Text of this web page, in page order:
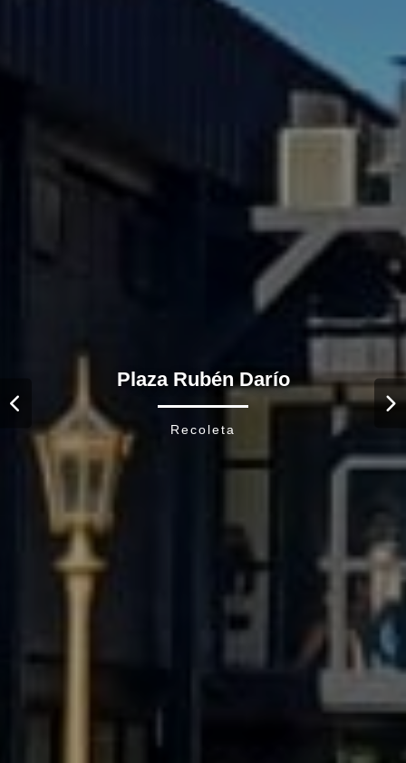
Plaza Rubén Darío
Recoleta
Plaza Rubén Darío
Recoleta